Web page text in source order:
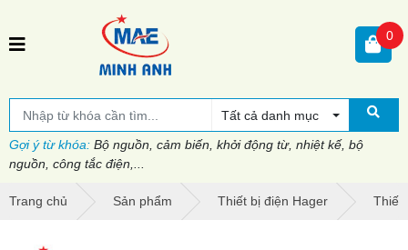
Tất cả danh mục
Gợi ý từ khóa: Bộ nguồn, cảm biến, khởi động từ, nhiệt kế, bộ
nguồn, công tắc điện,...
0
Trang chủ Sản phẩm Thiết bị điện Hager Thiết